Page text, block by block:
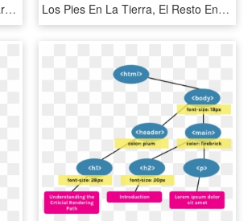
Whatsapp Estrenará Emoji En Marzo Y Hay Quienes Están - Para Fondos De Gmail, HD Png Download Los Pies En La Tierra, El Resto En Las Nubes - Frases Para Separadores De Libros, HD Png Download